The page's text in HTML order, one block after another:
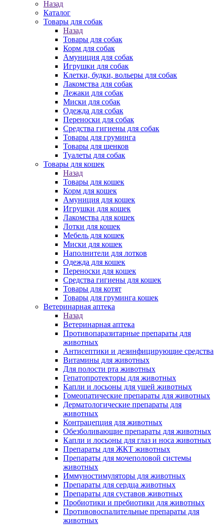
Назад
Каталог
Товары для собак
Назад
Товары для собак
Корм для собак
Амуниция для собак
Игрушки для собак
Клетки, будки, вольеры для собак
Лакомства для собак
Лежаки для собак
Миски для собак
Одежда для собак
Переноски для собак
Средства гигиены для собак
Товары для груминга
Товары для щенков
Туалеты для собак
Товары для кошек
Назад
Товары для кошек
Корм для кошек
Амуниция для кошек
Игрушки для кошек
Лакомства для кошек
Лотки для кошек
Мебель для кошек
Миски для кошек
Наполнители для лотков
Одежда для кошек
Переноски для кошек
Средства гигиены для кошек
Товары для котят
Товары для груминга кошек
Ветеринарная аптека
Назад
Ветеринарная аптека
Противопаразитарные препараты для
животных
Антисептики и дезинфицирующие средства
Витамины для животных
Для полости рта животных
Гепатопротекторы для животных
Капли и лосьоны для ушей животных
Гомеопатические препараты для животных
Дерматологические препараты для
животных
Контрацепция для животных
Обезболивающие препараты для животных
Капли и лосьоны для глаз и носа животных
Препараты для ЖКТ животных
Препараты для мочеполовой системы
животных
Иммуностимуляторы для животных
Препараты для сердца животных
Препараты для суставов животных
Пробиотики и пребиотики для животных
Противовоспалительные препараты для
животных